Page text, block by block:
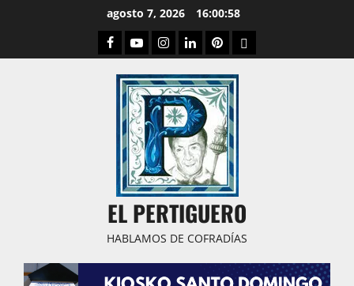
agosto 7, 2026 16:00:59
Facebook
YoutubeInstagram
LinkedPinterestDribbble
EL PERTIGUERO
HABLAMOS DE COFRADÍAS